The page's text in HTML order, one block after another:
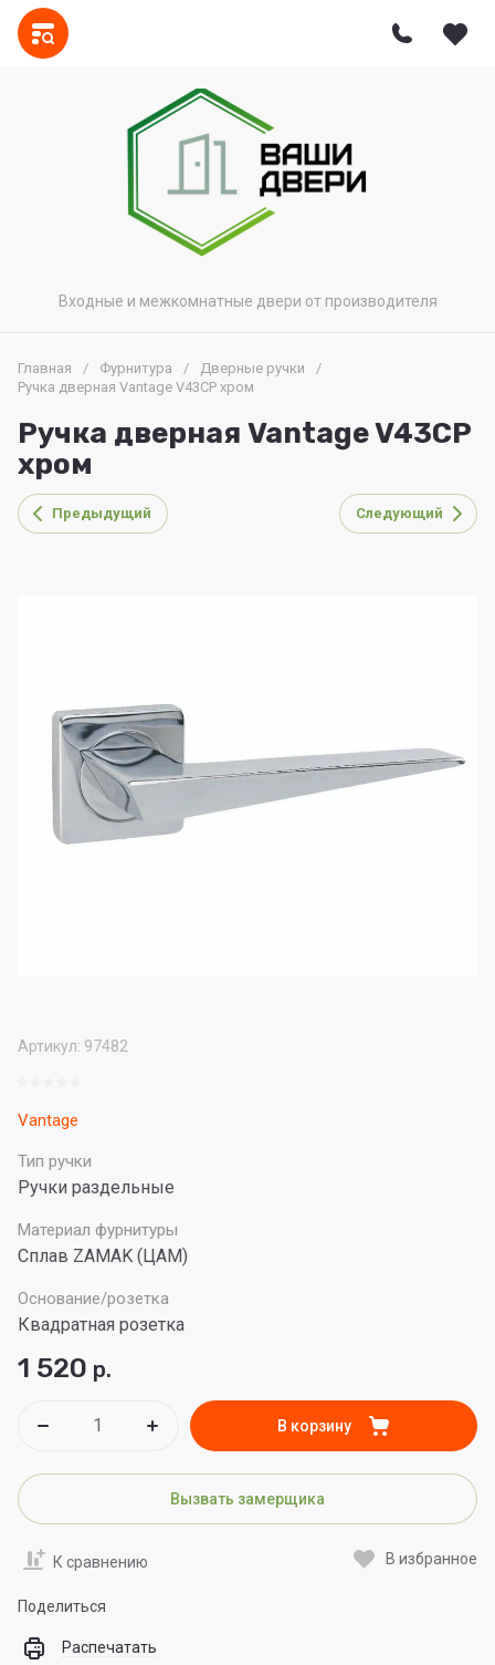
Входные и межкомнатные двери от производителя
Главная / Фурнитура / Дверные ручки
/
Ручка дверная Vantage V43CP хром
Ручка дверная Vantage V43CP
хром
Предыдущий Следующий
Артикул: 97482
Vantage
Тип ручки
Ручки раздельные
Материал фурнитуры
Сплав ZAMAK (ЦАМ)
Основание/розетка
Квадратная розетка
1 520 р.
В корзину
Вызвать замерщика
К сравнению В избранное
Поделиться
Распечатать